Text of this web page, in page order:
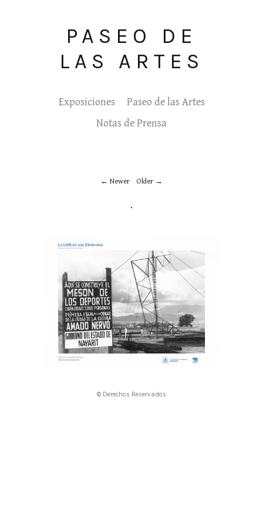
PASEO DE
LAS ARTES
Exposiciones
Paseo de las Artes
Notas de Prensa
Newer Older
.
© Derechos Reservados